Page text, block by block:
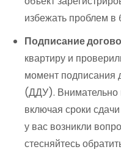
избежать проблем в
Подписание
квартиру и
момент подписания
(ДДУ). Внимательно
включая сроки
у вас возникли
стесняйтесь